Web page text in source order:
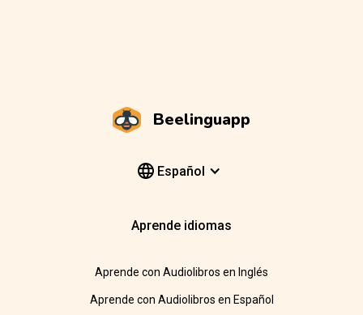
Beelinguapp
Español
Aprende idiomas
Aprende con Audiolibros en Inglés
Aprende con Audiolibros en Español